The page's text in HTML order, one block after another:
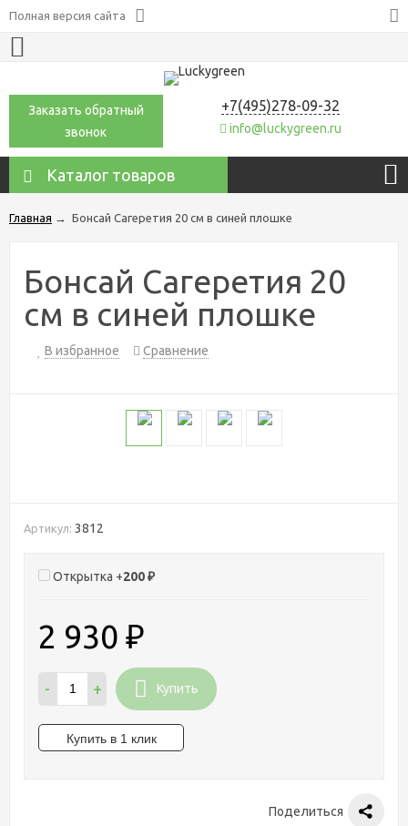
Полная версия сайта
Заказать обратный
звонок
+7(495)278-09-32
info@luckygreen.ru
Каталог товаров
Главная → Бонсай Сагеретия 20 см в синей плошке
Бонсай Сагеретия 20
см в синей плошке
В избранное Сравнение
Артикул: 3812
Открытка +200₽
2 930 ₽
- + Купить
Поделиться